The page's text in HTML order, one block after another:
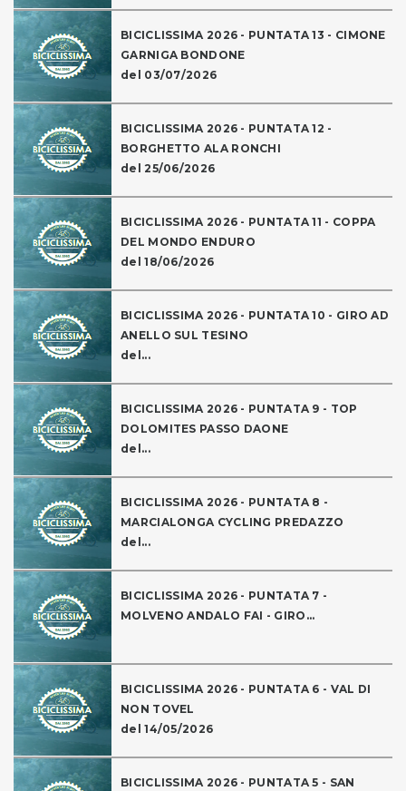
BICICLISSIMA 2026 - PUNTATA 13 - CIMONE
GARNIGA BONDONE
del 03/07/2026
BICICLISSIMA 2026 - PUNTATA 12 -
BORGHETTO ALA RONCHI
del 25/06/2026
BICICLISSIMA 2026 - PUNTATA 11 - COPPA
DEL MONDO ENDURO
del 18/06/2026
BICICLISSIMA 2026 - PUNTATA 10 - GIRO AD
ANELLO SUL TESINO
del...
BICICLISSIMA 2026 - PUNTATA 9 - TOP
DOLOMITES PASSO DAONE
del...
BICICLISSIMA 2026 - PUNTATA 8 -
MARCIALONGA CYCLING PREDAZZO
del...
BICICLISSIMA 2026 - PUNTATA 7 -
MOLVENO ANDALO FAI - GIRO...
BICICLISSIMA 2026 - PUNTATA 6 - VAL DI
NON TOVEL
del 14/05/2026
BICICLISSIMA 2026 - PUNTATA 5 - SAN